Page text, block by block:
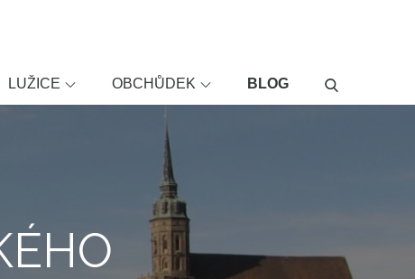
LUŽICE OBCHŮDEK BLOG